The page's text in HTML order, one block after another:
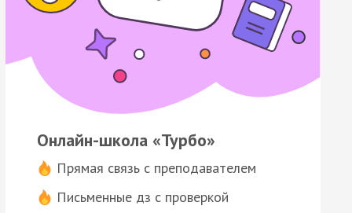
Онлайн-школа «Турбо»
Прямая связь с преподавателем
Письменные дз с проверкой